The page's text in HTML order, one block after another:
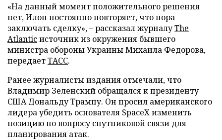
«На данный момент положительного решения
нет, Илон постоянно повторяет, что пора
заключать сделку», – рассказал журналуThe
Atlanticисточник из окружения бывшего
министра обороны Украины Михаила Федорова,
передаетТАСС.
Ранее журналисты издания отмечали, что
Владимир Зеленский обращался к президенту
США Дональду Трампу. Он просил американского
лидера убедить основателя SpaceX изменить
позицию по вопросу спутниковой связи для
планирования атак.